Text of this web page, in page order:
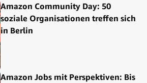
Amazon Community Day: 50
soziale Organisationen treffen sich
in Berlin
Amazon Jobs mit Perspektiven: Bis